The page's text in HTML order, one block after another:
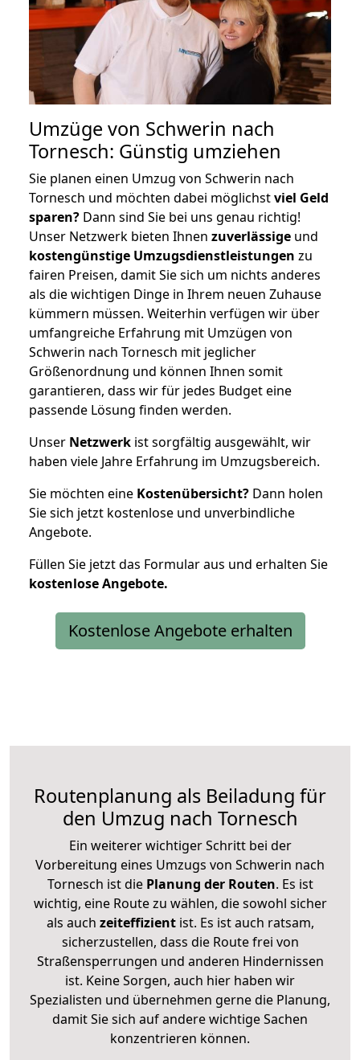
Umzüge von Schwerin nach
Tornesch: Günstig umziehen
Sie planen einen Umzug von Schwerin nach
Tornesch und möchten dabei möglichstviel Geld
sparen? Dann sind Sie bei uns genau richtig!
Unser Netzwerk bieten Ihnen zuverlässige und
kostengünstige Umzugsdienstleistungen zu
fairen Preisen, damit Sie sich um nichts anderes
als die wichtigen Dinge in Ihrem neuen Zuhause
kümmern müssen. Weiterhin verfügen wir über
umfangreiche Erfahrung mit Umzügen von
Schwerin nach Tornesch mit jeglicher
Größenordnung und können Ihnen somit
garantieren, dass wir für jedes Budget eine
passende Lösung finden werden.
Unser Netzwerk ist sorgfältig ausgewählt, wir
haben viele Jahre Erfahrung im Umzugsbereich.
Sie möchten eine Kostenübersicht? Dann holen
Sie sich jetzt kostenlose und unverbindliche
Angebote.
Füllen Sie jetzt das Formular aus und erhalten Sie
kostenloseAngebote.
Kostenlose Angebote erhalten
Routenplanung als Beiladung für
den Umzug nach Tornesch
Ein weiterer wichtiger Schritt bei der
Vorbereitung eines Umzugs von Schwerin nach
Tornesch ist diePlanung der Routen. Es ist
wichtig, eine Route zu wählen, die sowohl sicher
als auch zeiteffizientist. Es ist auch ratsam,
sicherzustellen, dass die Route frei von
Straßensperrungen und anderen Hindernissen
ist. Keine Sorgen, auch hier haben wir
Spezialisten und übernehmen gerne die Planung,
damit Sie sich auf andere wichtige Sachen
konzentrieren können.